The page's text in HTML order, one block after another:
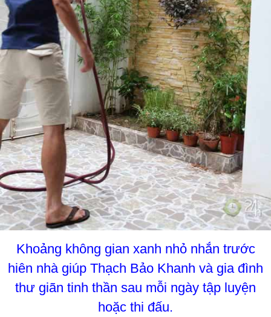
Khoảng không gian xanh nhỏ nhắn trước
hiên nhà giúp Thạch Bảo Khanh và gia đình
thư giãn tinh thần sau mỗi ngày tập luyện
hoặc thi đấu.